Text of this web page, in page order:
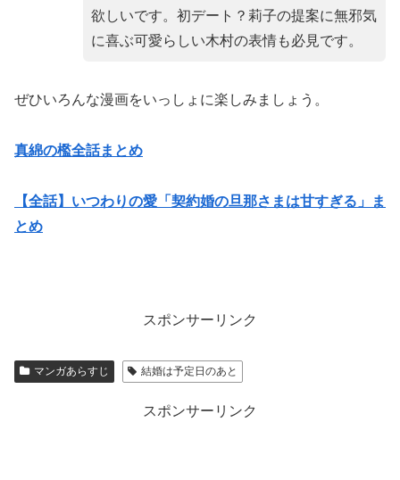
欲しいです。初デート？莉子の提案に無邪気
に喜ぶ可愛らしい木村の表情も必見です。
ぜひいろんな漫画をいっしょに楽しみましょう。
真綿の檻全話まとめ
【全話】いつわりの愛「契約婚の旦那さまは甘すぎる」ま
とめ
スポンサーリンク
マンガあらすじ 結婚は予定日のあと
スポンサーリンク